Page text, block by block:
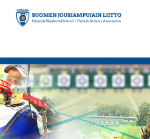
Siirry
sivun
Suomen Jousiampujain Liitto ry